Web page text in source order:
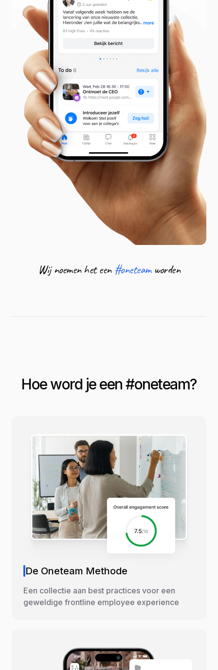
Wij noemen het een #oneteam worden
Hoe word je een #oneteam?
De Oneteam Methode
Een collectie aan best practices voor een
geweldige frontline employee experience